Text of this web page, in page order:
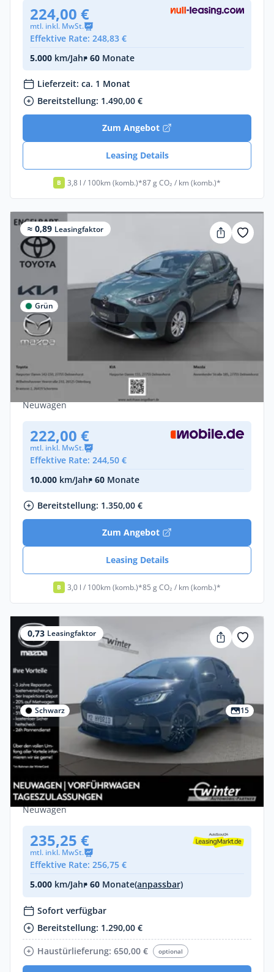
224,00 €
mtl. inkl. MwSt.
Effektive Rate: 248,83 €
5.000 km/Jahr• 60 Monate
Lieferzeit: ca. 1 Monat
Bereitstellung: 1.490,00 €
Zum Angebot
Leasing Details
B 3,8 l / 100km (komb.)*87 g CO₂ / km (komb.)*
≈ 0,89 Leasingfaktor
Grün
Privat
Mazda 2 Hybrid Prime-Line ACC Apple
CarPlay Android Au
Benzin •Automatik •
116 PS (85 kW)
Neuwagen
222,00 €
mtl. inkl. MwSt.
Effektive Rate: 244,50 €
10.000 km/Jahr• 60 Monate
Bereitstellung: 1.350,00 €
Zum Angebot
Leasing Details
B 3,0 l / 100km (komb.)*85 g CO₂ / km (komb.)*
0,73 Leasingfaktor
Schwarz 15
Privat
Mazda 2 HYBRID 1.5L 115PS HOMURA /
LED / DAB+ / ACC | Privat
Benzin •Automatik •
Neuwagen
235,25 €
mtl. inkl. MwSt.
Effektive Rate: 256,75 €
5.000 km/Jahr• 60 Monate(anpassbar)
Sofort verfügbar
Bereitstellung: 1.290,00 €
Haustürlieferung: 650,00 €
optional